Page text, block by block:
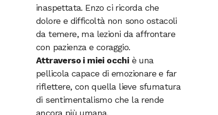
inaspettata. Enzo ci ricorda che
dolore e difficoltà non sono ostacoli
da temere, ma lezioni da affrontare
con pazienza e coraggio.
Attraverso i miei occhi è una
pellicola capace di emozionare e far
riflettere, con quella lieve sfumatura
di sentimentalismo che la rende
ancora più umana.